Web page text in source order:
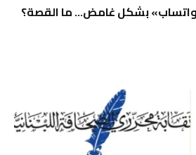
بشكل غامض… ما القصة؟